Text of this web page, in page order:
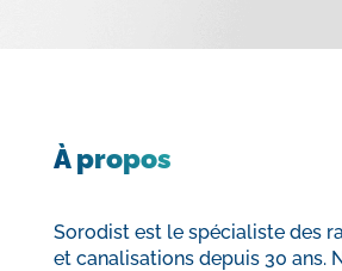
À propos
Sorodist est le spécialiste des
et canalisations depuis 30 ans.